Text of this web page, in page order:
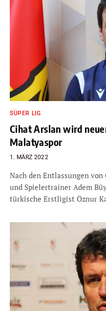
SÜPER LIG
Cihat Arslan wird
Malatyaspor
1. MÄRZ 2022
Nach den Entlassungen
und Spielertrainer Adem
türkische Erstligist Öznur